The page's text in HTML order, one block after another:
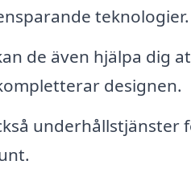
teknologier.
de även hjälpa dig
designen.
underhållstjänster